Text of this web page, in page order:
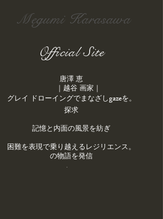
Megumi Karasawa
Official Site
唐澤 恵
｜越谷 画家｜
。​グレイ ドローイングでまなざし
gazeを
探求
記憶と内面の風景を紡ぎ
。困難を表現で乗り越えるレジリエンス
の物語を発信
.